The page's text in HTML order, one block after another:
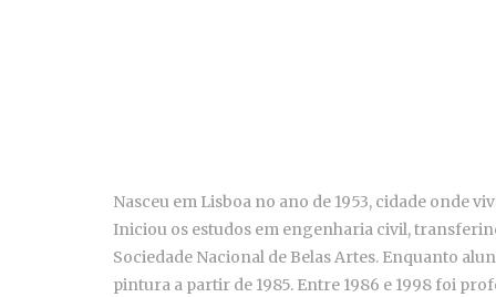
Nasceu em Lisboa no ano de 1953, cidade onde
Iniciou os estudos em engenharia civil,
Sociedade Nacional de Belas Artes. Enquanto
pintura a partir de 1985. Entre 1986 e 1998 foi